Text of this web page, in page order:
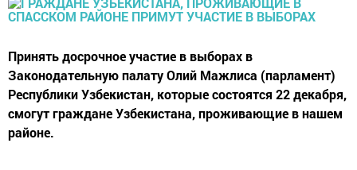
Принять досрочное участие в выборах в
Законодательную палату Олий Мажлиса (парламент)
Республики Узбекистан, которые состоятся 22 декабря,
смогут граждане Узбекистана, проживающие в нашем
районе.